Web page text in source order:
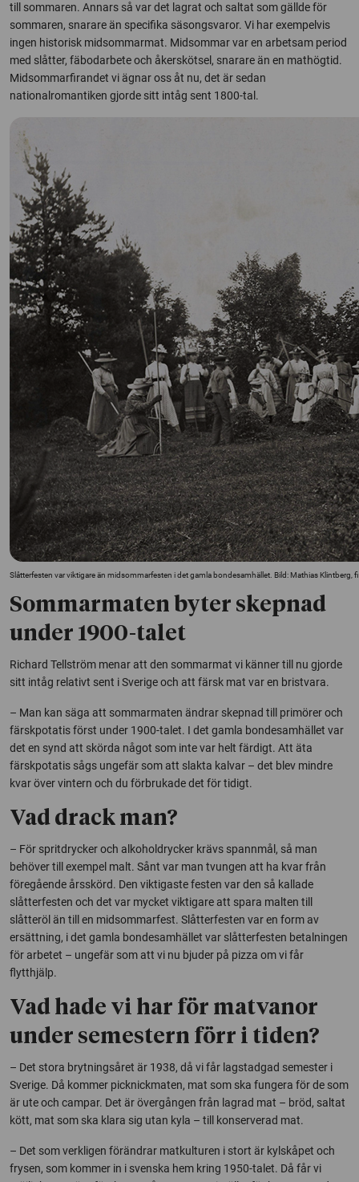
till sommaren. Annars så var det lagrat och saltat som gällde för
sommaren, snarare än specifika säsongsvaror. Vi har exempelvis
ingen historisk midsommarmat. Midsommar var en arbetsam period
med slåtter, fäbodarbete och åkerskötsel, snarare än en mathögtid.
Midsommarfirandet vi ägnar oss åt nu, det är sedan
nationalromantiken gjorde sitt intåg sent 1800-tal.
Slåtterfesten var viktigare än midsommarfesten i det gamla bondesamhället. Bild: Mathias
Sommarmaten byter skepnad
under 1900-talet
Richard Tellström menar att den sommarmat vi känner till nu gjorde
sitt intåg relativt sent i Sverige och att färsk mat var en bristvara.
– Man kan säga att sommarmaten ändrar skepnad till primörer och
färskpotatis först under 1900-talet. I det gamla bondesamhället var
det en synd att skörda något som inte var helt färdigt. Att äta
färskpotatis sågs ungefär som att slakta kalvar – det blev mindre
kvar över vintern och du förbrukade det för tidigt.
Vad drack man?
– För spritdrycker och alkoholdrycker krävs spannmål, så man
behöver till exempel malt. Sånt var man tvungen att ha kvar från
föregående årsskörd. Den viktigaste festen var den så kallade
slåtterfesten och det var mycket viktigare att spara malten till
slåtteröl än till en midsommarfest. Slåtterfesten var en form av
ersättning, i det gamla bondesamhället var slåtterfesten betalningen
för arbetet – ungefär som att vi nu bjuder på pizza om vi får
flytthjälp.
Vad hade vi har för matvanor
under semestern förr i tiden?
– Det stora brytningsåret är 1938, då vi får lagstadgad semester i
Sverige. Då kommer picknickmaten, mat som ska fungera för de som
är ute och campar. Det är övergången från lagrad mat – bröd, saltat
kött, mat som ska klara sig utan kyla – till konserverad mat.
– Det som verkligen förändrar matkulturen i stort är kylskåpet och
frysen, som kommer in i svenska hem kring 1950-talet. Då får vi